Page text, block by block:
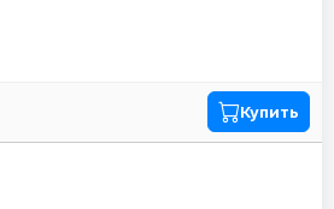
Купить